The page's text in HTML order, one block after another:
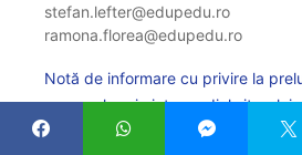
stefan.lefter@edupedu.ro
ramona.florea@edupedu.ro
Notă de informare cu privire la
personale prin intermediul site-ului